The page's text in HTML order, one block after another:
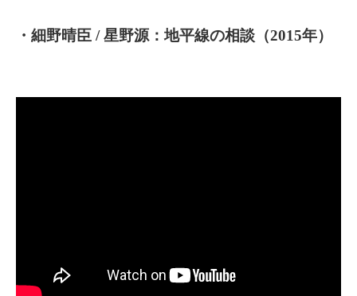
・細野晴臣 / 星野源：地平線の相談（2015年）